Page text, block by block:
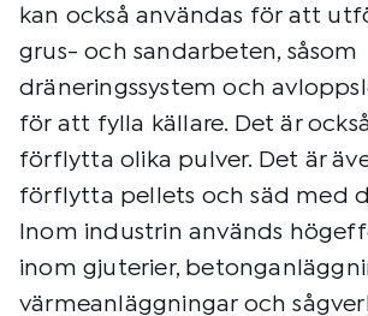
kan också användas för att
grus- och sandarbeten, såsom
dräneringssystem och
för att fylla källare. Det är
förflytta olika pulver. Det är
förflytta pellets och säd med
Inom industrin används
inom gjuterier,
värmeanläggningar och